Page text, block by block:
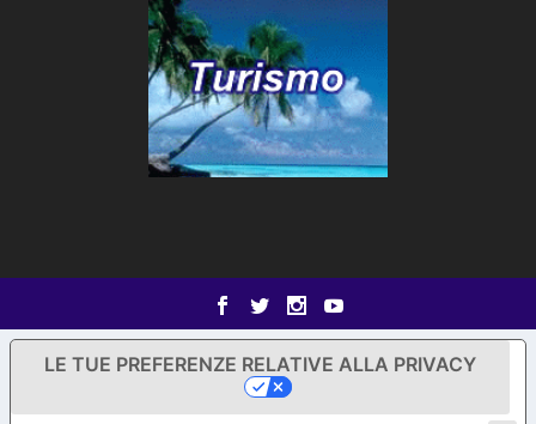
LE TUE PREFERENZE RELATIVE ALLA PRIVACY